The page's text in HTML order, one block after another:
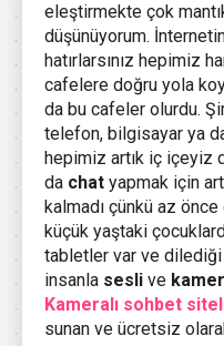
eleştirmekte çok
düşünüyorum.
hatırlarsınız hepimiz
cafelere doğru yola
da bu cafeler olurdu.
telefon, bilgisayar ya
hepimiz artık iç içeyiz
da chat yapmak için
kalmadı çünkü az
küçük yaştaki
tabletler var ve
insanla sesli ve
Kameralı sohbet
sunan ve ücretsiz